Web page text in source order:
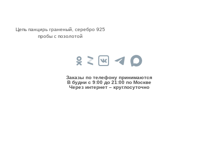
Цепь панцирь граненый, серебро 925
пробы с позолотой
Заказы по телефону принимаются
В будни c 9:00 до 21:00 по Москве
Через интернет – круглосуточно